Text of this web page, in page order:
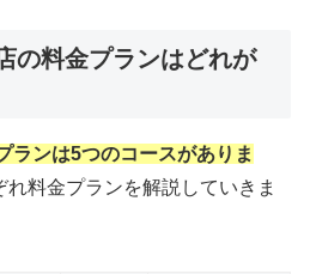
の料金プランはどれが
ランは5つのコースがありま
れ料金プランを解説していきま